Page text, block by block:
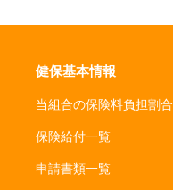
健保基本情報
当組合の保険料負担割合
保険給付一覧
申請書類一覧